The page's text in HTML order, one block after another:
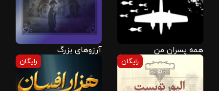
همه پسران من آرزوهای بزرگ
رایگان رایگان